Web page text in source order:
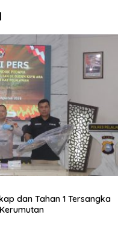
dan Tahan 1 Tersangka